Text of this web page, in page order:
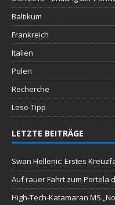
Baltikum
Frankreich
Italien
Polen
Recherche
Lese-Tipp
LETZTE BEITRÄGE
Swan Hellenic: Erstes
Auf rauer Fahrt zum Portela
High-Tech-Katamaran MS